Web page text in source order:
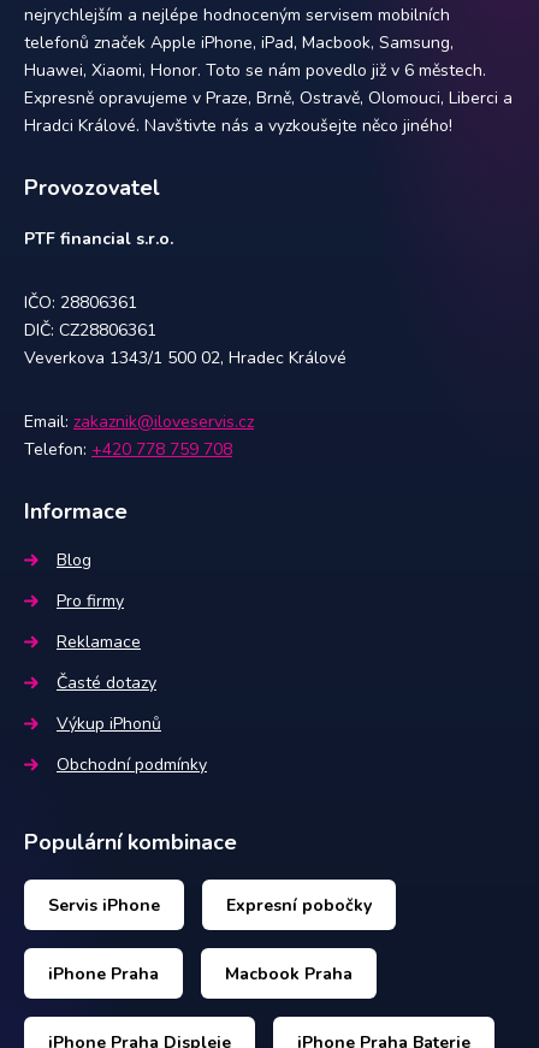
nejrychlejším a nejlépe hodnoceným servisem mobilních
telefonů značek Apple iPhone, iPad, Macbook, Samsung,
Huawei, Xiaomi, Honor. Toto se nám povedlo již v 6 městech.
Expresně opravujeme v Praze, Brně, Ostravě, Olomouci, Liberci a
Hradci Králové. Navštivte nás a vyzkoušejte něco jiného!
Provozovatel
PTF financial s.r.o.
IČO: 28806361
DIČ: CZ28806361
Veverkova 1343/1 500 02, Hradec Králové
Email: zakaznik@iloveservis.cz
Telefon: +420 778 759 708
Informace
Blog
Pro firmy
Reklamace
Časté dotazy
Výkup iPhonů
Obchodní podmínky
Populární kombinace
Servis iPhone Expresní pobočky
iPhone Praha Macbook Praha
iPhone Praha Displeje iPhone Praha Baterie